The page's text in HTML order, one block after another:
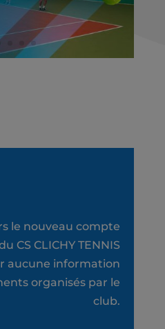
le nouveau compte
CS CLICHY TENNIS
aucune information
organisés par le
club.